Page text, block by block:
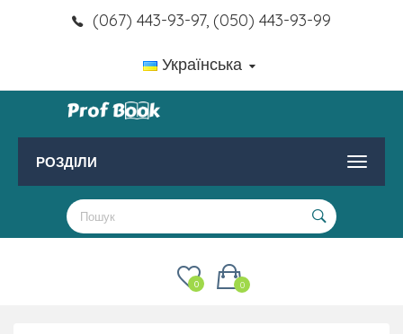
(067) 443-93-97, (050) 443-93-99
Українська
РОЗДІЛИ
0
0